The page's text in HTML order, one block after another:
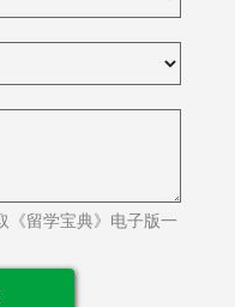
《留学宝典》电子版一